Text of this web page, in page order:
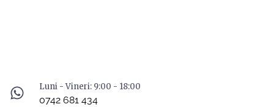
Luni - Vineri: 9:00 - 18:00
0742 681 434